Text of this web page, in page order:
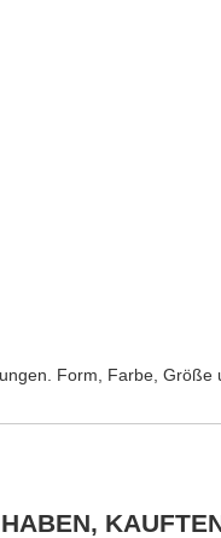
Form, Farbe,